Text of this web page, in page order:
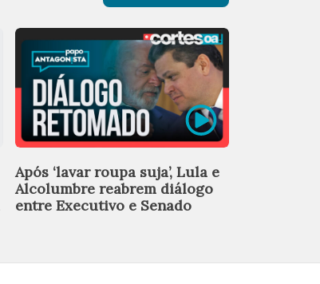
Após ‘lavar roupa suja’, Lula e
Alcolumbre reabrem diálogo
entre Executivo e Senado